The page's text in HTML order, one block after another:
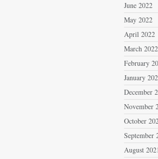
June 2022
May 2022
April 2022
March 2022
February
January
December
November
October
September
August